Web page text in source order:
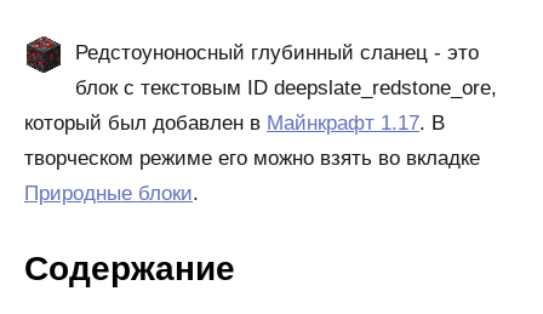
Редстоуноносный глубинный сланец - это
блок с текстовым ID deepslate_redstone_ore,
который был добавлен в Майнкрафт 1.17. В
творческом режиме его можно взять во вкладке
Природные блоки.
Содержание